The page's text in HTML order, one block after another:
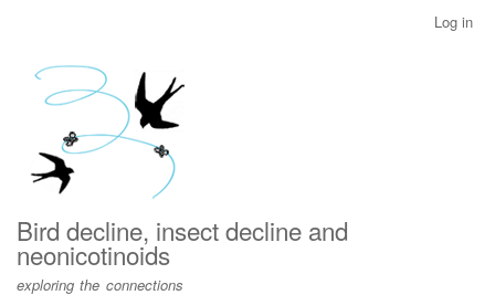
menu
Log in
Bird decline, insect decline and
neonicotinoids
exploring the connections